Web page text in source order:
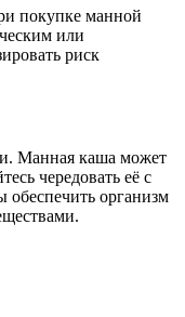
покупке манной
или
риск
Манная каша может
чередовать её с
организм